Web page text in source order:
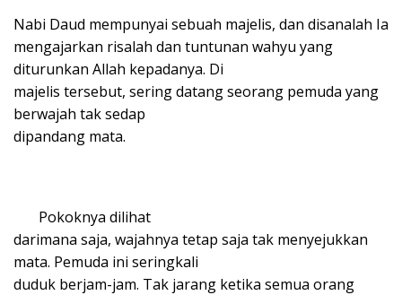
Nabi Daud mempunyai sebuah majelis, dan disanalah Ia
mengajarkan risalah dan tuntunan wahyu yang
diturunkan Allah kepadanya. Di
majelis tersebut, sering datang seorang pemuda yang
berwajah tak sedap
dipandang mata.
Pokoknya dilihat
darimana saja, wajahnya tetap saja tak menyejukkan
mata. Pemuda ini seringkali
duduk berjam-jam. Tak jarang ketika semua orang